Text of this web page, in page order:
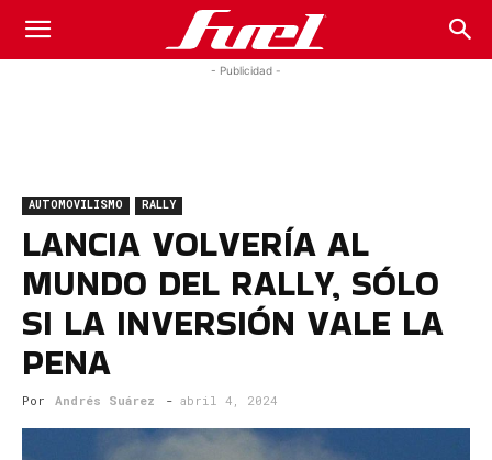
Fuel
Magazine
- Publicidad -
AUTOMOVILISMO RALLY
LANCIA VOLVERÍA AL
MUNDO DEL RALLY, SÓLO
SI LA INVERSIÓN VALE LA
PENA
Por Andrés Suárez - abril 4, 2024